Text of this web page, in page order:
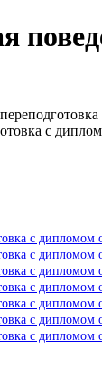
с
с
с
с
с
с
с
с